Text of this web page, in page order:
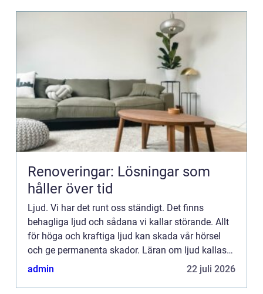
Renoveringar: Lösningar som
håller över tid
Ljud. Vi har det runt oss ständigt. Det finns
behagliga ljud och sådana vi kallar störande. Allt
för höga och kraftiga ljud kan skada vår hörsel
och ge permanenta skador. Läran om ljud kallas
akustik och prec...
admin 22 juli 2026